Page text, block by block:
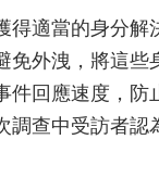
適當的身分解
外洩，將這些
回應速度，防
查中受訪者認